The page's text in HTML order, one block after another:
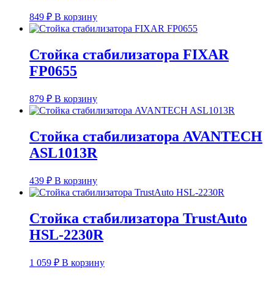
849 ₽ В корзину
Стойка стабилизатора FIXAR
FP0655
879 ₽ В корзину
Стойка стабилизатора AVANTECH
ASL1013R
439 ₽ В корзину
Стойка стабилизатора TrustAuto
HSL-2230R
1 059 ₽ В корзину